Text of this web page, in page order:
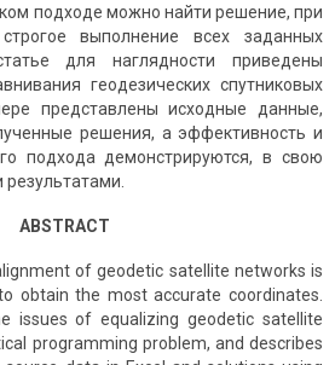
подходе можно найти решение, при
выполнение всех заданных
для наглядности приведены
геодезических спутниковых
представлены исходные данные,
решения, а эффективность и
подхода демонстрируются, в свою
ABSTRACT
of geodetic satellite networks is
obtain the most accurate coordinates.
issues of equalizing geodetic satellite
programming problem, and describes